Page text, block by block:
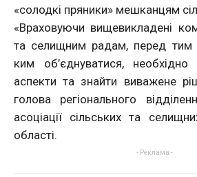
«солодкі пряники» мешканцям
«Враховуючи вищевикладені
та селищним радам, перед тим
ким об’єднуватися, необхідно
аспекти та знайти виважене
голова регіонального
асоціації сільських та
області.
- Реклама -